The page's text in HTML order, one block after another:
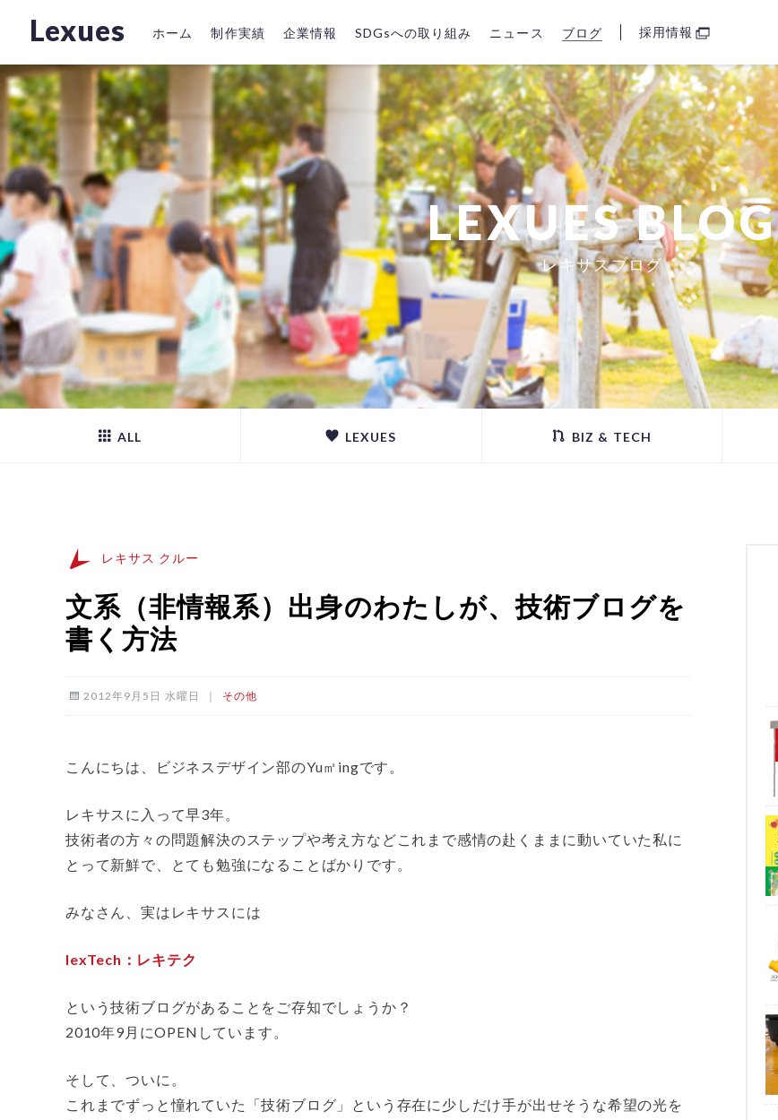
Lexues ホーム 制作実績 企業情報 SDGsへの取り組み ニュース ブログ 採用情報
LEXUES BLOG
レキサスブログ
ALL LEXUES BIZ & TECH
レキサス クルー
文系（非情報系）出身のわたしが、技術ブログを
書く方法
2012年9月5日 水曜日 ｜ その他
こんにちは、ビジネスデザイン部のYu㎡ingです。
レキサスに入って早3年。
技術者の方々の問題解決のステップや考え方などこれまで感情の赴くままに動いていた私に
とって新鮮で、とても勉強になることばかりです。
みなさん、実はレキサスには
lexTech：レキテク
という技術ブログがあることをご存知でしょうか？
2010年9月にOPENしています。
そして、ついに。
これまでずっと憧れていた「技術ブログ」という存在に少しだけ手が出せそうな希望の光を